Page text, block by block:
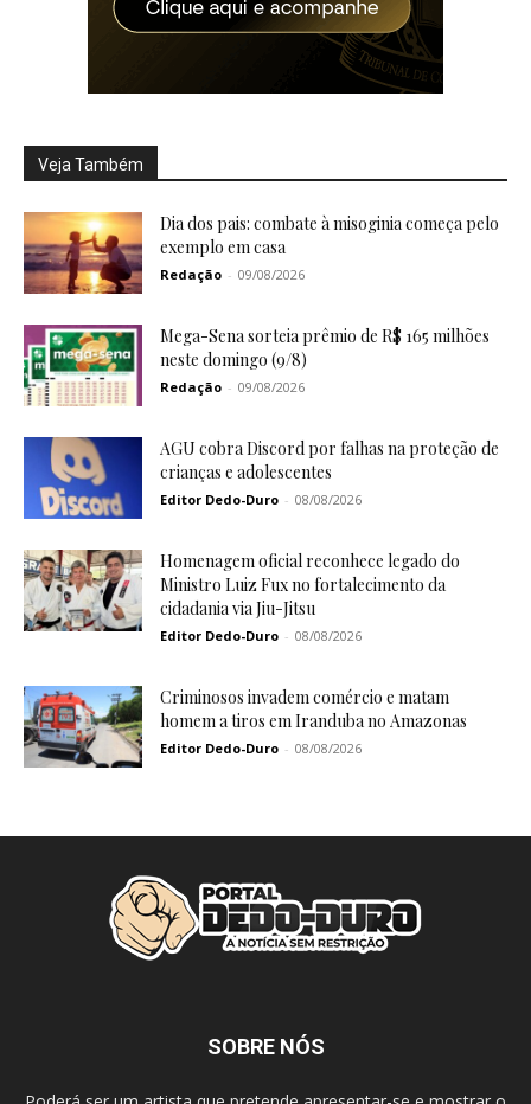
Veja Também
Dia dos pais: combate à misoginia começa pelo
exemplo em casa
Redação - 09/08/2026
Mega-Sena sorteia prêmio de R$ 165 milhões
neste domingo (9/8)
Redação - 09/08/2026
AGU cobra Discord por falhas na proteção de
crianças e adolescentes
Editor Dedo-Duro - 08/08/2026
Homenagem oficial reconhece legado do
Ministro Luiz Fux no fortalecimento da
cidadania via Jiu-Jitsu
Editor Dedo-Duro - 08/08/2026
Criminosos invadem comércio e matam
homem a tiros em Iranduba no Amazonas
Editor Dedo-Duro - 08/08/2026
SOBRE NÓS